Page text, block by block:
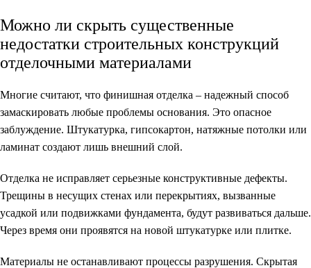
Можно ли скрыть существенные
недостатки строительных конструкций
отделочными материалами
Многие считают, что финишная отделка – надежный способ
замаскировать любые проблемы основания. Это опасное
заблуждение. Штукатурка, гипсокартон, натяжные потолки или
ламинат создают лишь внешний слой.
Отделка не исправляет серьезные конструктивные дефекты.
Трещины в несущих стенах или перекрытиях, вызванные
усадкой или подвижками фундамента, будут развиваться дальше.
Через время они проявятся на новой штукатурке или плитке.
Материалы не останавливают процессы разрушения. Скрытая